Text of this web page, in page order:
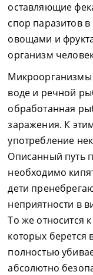
оставляющие
спор паразитов
овощами и
организм
Микроорганизмы
воде и речной
обработанная
заражения. К
употребление
Описанный путь
необходимо
дети
неприятности в
То же относится
которых берется
полностью
абсолютно